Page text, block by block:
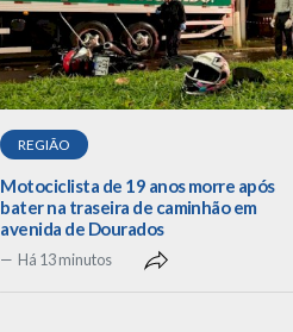
REGIÃO
Motociclista de 19 anos morre após
bater na traseira de caminhão em
avenida de Dourados
Há 13 minutos